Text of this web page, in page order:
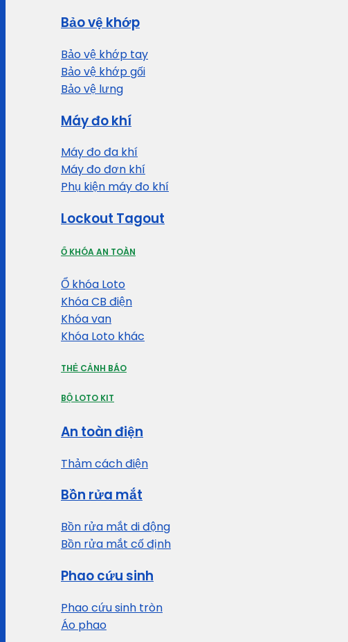
Bảo vệ khớp
Bảo vệ khớp tay
Bảo vệ khớp gối
Bảo vệ lưng
Máy đo khí
Máy đo đa khí
Máy đo đơn khí
Phụ kiện máy đo khí
Lockout Tagout
Ổ KHÓA AN TOÀN
Ổ khóa Loto
Khóa CB điện
Khóa van
Khóa Loto khác
THẺ CẢNH BÁO
BỘ LOTO KIT
An toàn điện
Thảm cách điện
Bồn rửa mắt
Bồn rửa mắt di động
Bồn rửa mắt cố định
Phao cứu sinh
Phao cứu sinh tròn
Áo phao